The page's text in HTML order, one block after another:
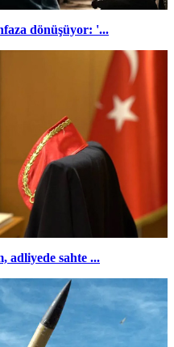
dönüşüyor: '...
adliyede sahte ...